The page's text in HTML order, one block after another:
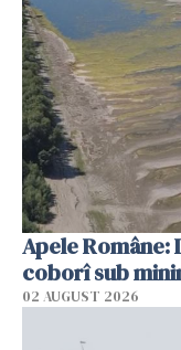
Apele Române:
coborî sub
02 AUGUST 2026